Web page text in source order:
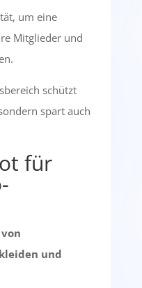
um eine
Mitglieder und
schützt
spart auch
für
und